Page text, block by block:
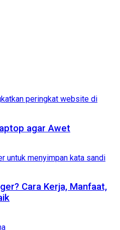
agar Awet
Cara Kerja, Manfaat,